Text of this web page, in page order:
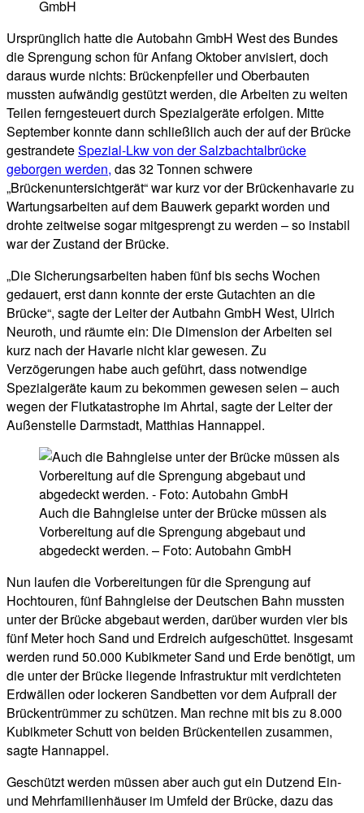
GmbH
Ursprünglich hatte die Autobahn GmbH West des Bundes
die Sprengung schon für Anfang Oktober anvisiert, doch
daraus wurde nichts: Brückenpfeiler und Oberbauten
mussten aufwändig gestützt werden, die Arbeiten zu weiten
Teilen ferngesteuert durch Spezialgeräte erfolgen. Mitte
September konnte dann schließlich auch der auf der Brücke
gestrandeteSpezial-Lkw von der Salzbachtalbrücke
geborgen werden, das 32 Tonnen schwere
„Brückenuntersichtgerät“ war kurz vor der Brückenhavarie zu
Wartungsarbeiten auf dem Bauwerk geparkt worden und
drohte zeitweise sogar mitgesprengt zu werden – so instabil
war der Zustand der Brücke.
„Die Sicherungsarbeiten haben fünf bis sechs Wochen
gedauert, erst dann konnte der erste Gutachten an die
Brücke“, sagte der Leiter der Autbahn GmbH West, Ulrich
Neuroth, und räumte ein: Die Dimension der Arbeiten sei
kurz nach der Havarie nicht klar gewesen. Zu
Verzögerungen habe auch geführt, dass notwendige
Spezialgeräte kaum zu bekommen gewesen seien – auch
wegen der Flutkatastrophe im Ahrtal, sagte der Leiter der
Außenstelle Darmstadt, Matthias Hannappel.
Auch die Bahngleise unter der Brücke müssen als
Vorbereitung auf die Sprengung abgebaut und
abgedeckt werden. – Foto: Autobahn GmbH
Nun laufen die Vorbereitungen für die Sprengung auf
Hochtouren, fünf Bahngleise der Deutschen Bahn mussten
unter der Brücke abgebaut werden, darüber wurden vier bis
fünf Meter hoch Sand und Erdreich aufgeschüttet. Insgesamt
werden rund 50.000 Kubikmeter Sand und Erde benötigt, um
die unter der Brücke liegende Infrastruktur mit verdichteten
Erdwällen oder lockeren Sandbetten vor dem Aufprall der
Brückentrümmer zu schützen. Man rechne mit bis zu 8.000
Kubikmeter Schutt von beiden Brückenteilen zusammen,
sagte Hannappel.
Geschützt werden müssen aber auch gut ein Dutzend Ein-
und Mehrfamilienhäuser im Umfeld der Brücke, dazu das